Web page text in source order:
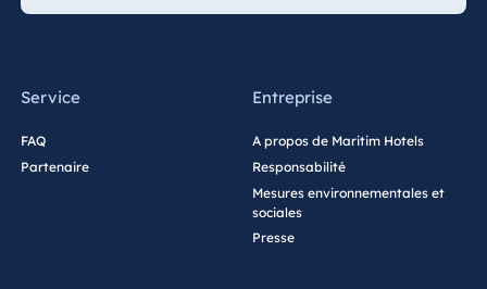
Service
FAQ
Partenaire
Entreprise
A propos de Maritim Hotels
Responsabilité
Mesures environnementales et
sociales
Presse